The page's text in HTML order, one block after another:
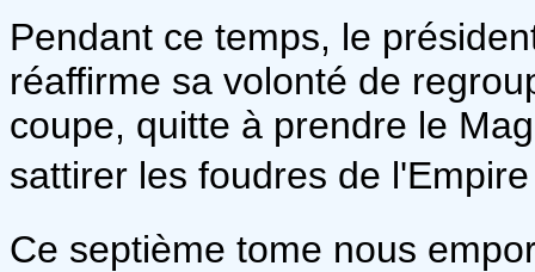
Pendant ce temps, le
réaffirme sa volonté de
coupe, quitte à prendre le
sattirer les foudres de
Ce septième tome nous